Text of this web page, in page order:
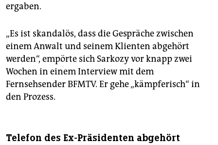
ergaben.
„Es ist skandalös, dass die Gespräche zwischen
einem Anwalt und seinem Klienten abgehört
werden“, empörte sich Sarkozy vor knapp zwei
Wochen in einem Interview mit dem
Fernsehsender BFMTV. Er gehe „kämpferisch“ in
den Prozess.
Telefon des Ex-Präsidenten abgehört